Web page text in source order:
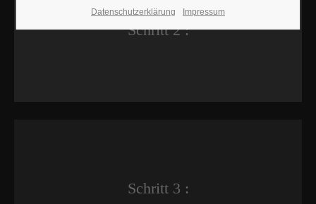
Schritt 2 :
Schritt 3 :
Datenschutzerklärung Impressum